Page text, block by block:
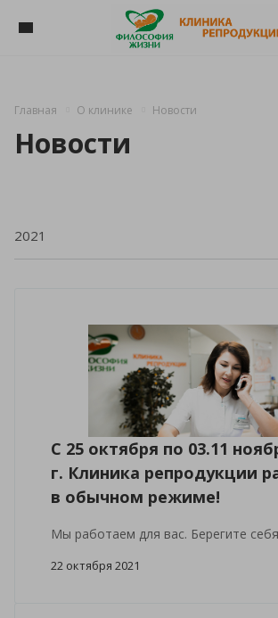
Главная О клинике Новости
Новости
С 25 октября по 03.11
г. Клиника репродукции
в обычном режиме!
Мы работаем для вас. Берегите
22 октября 2021